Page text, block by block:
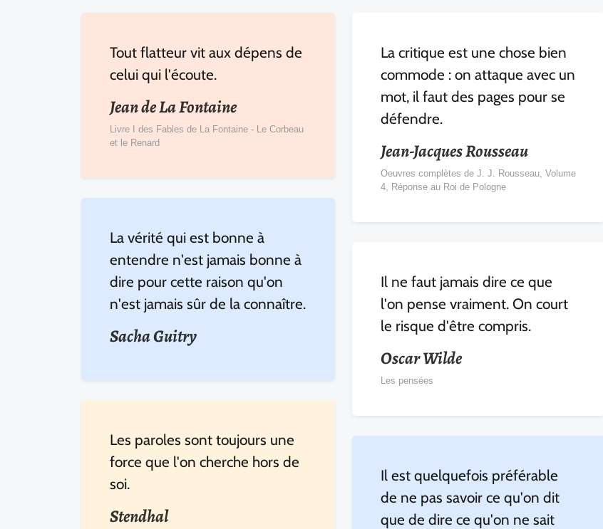
Tout flatteur vit aux dépens de
celui qui l'écoute.
Jean de La Fontaine
Livre I des Fables de La Fontaine - Le Corbeau
et le Renard
La critique est une chose bien
commode : on attaque avec un
mot, il faut des pages pour se
défendre.
Jean-Jacques Rousseau
Oeuvres complètes de J. J. Rousseau, Volume
4, Réponse au Roi de Pologne
La vérité qui est bonne à
entendre n'est jamais bonne à
dire pour cette raison qu'on
n'est jamais sûr de la connaître.
Sacha Guitry
Il ne faut jamais dire ce que
l'on pense vraiment. On court
le risque d'être compris.
Oscar Wilde
Les pensées
Les paroles sont toujours une
force que l'on cherche hors de
soi.
Stendhal
Il est quelquefois préférable
de ne pas savoir ce qu'on dit
que de dire ce qu'on ne sait